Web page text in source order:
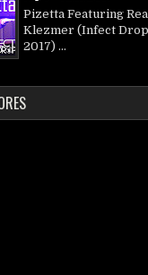
Pizetta Featuring
Klezmer (Infect
2017) ...